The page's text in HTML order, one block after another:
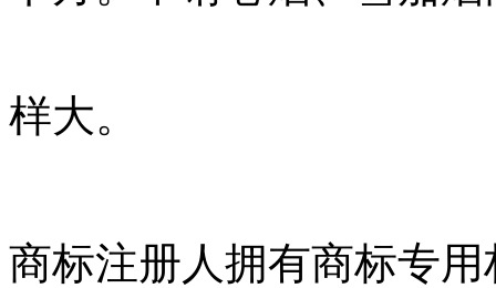
样大。
商标注册人拥有商标专